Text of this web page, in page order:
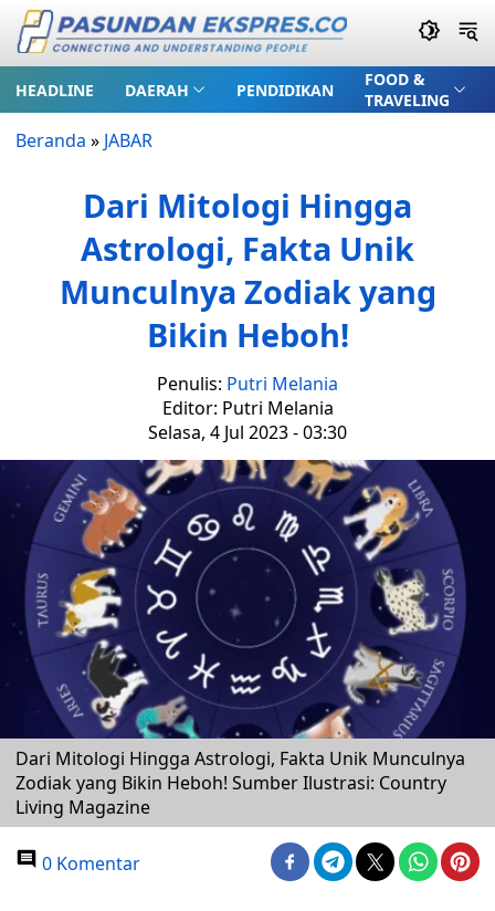
HEADLINE DAERAH PENDIDIKAN
FOOD &
TRAVELING
Beranda » JABAR
Dari Mitologi Hingga
Astrologi, Fakta Unik
Munculnya Zodiak yang
Bikin Heboh!
Penulis: Putri Melania
Editor: Putri Melania
Selasa, 4 Jul 2023 - 03:30
Dari Mitologi Hingga Astrologi, Fakta Unik Munculnya
Zodiak yang Bikin Heboh! Sumber Ilustrasi: Country
Living Magazine
0 Komentar